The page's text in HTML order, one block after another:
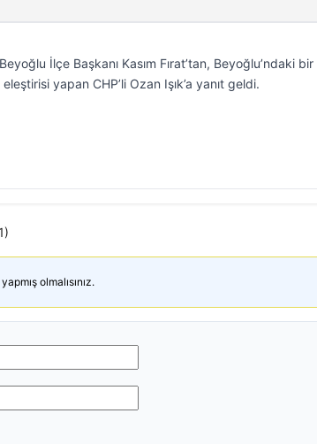
İlçe Başkanı Kasım Fırat’tan, Beyoğlu’ndaki
eleştirisi yapan CHP’li Ozan Işık’a yanıt geldi.
olmalısınız.